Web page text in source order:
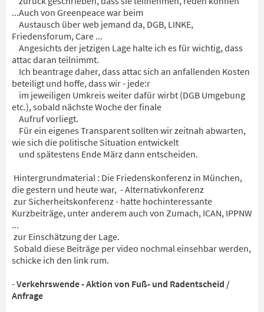
...Auch von Greenpeace war beim
Austausch über web jemand da, DGB, LINKE,
Friedensforum, Care ...
Angesichts der jetzigen Lage halte ich es für wichtig, dass
attac daran teilnimmt.
Ich beantrage daher, dass attac sich an anfallenden Kosten
beteiligt und hoffe, dass wir - jede:r
im jeweiligen Umkreis weiter dafür wirbt (DGB Umgebung
etc.), sobald nächste Woche der finale
Aufruf vorliegt.
Für ein eigenes Transparent sollten wir zeitnah abwarten,
wie sich die politische Situation entwickelt
und spätestens Ende März dann entscheiden.
Hintergrundmaterial : Die Friedenskonferenz in München,
die gestern und heute war, - Alternativkonferenz
zur Sicherheitskonferenz - hatte hochinteressante
Kurzbeiträge, unter anderem auch von Zumach, ICAN, IPPNW
...
zur Einschätzung der Lage.
Sobald diese Beiträge per video nochmal einsehbar werden,
schicke ich den link rum.
-Verkehrswende - Aktion von Fuß- und Radentscheid /
Anfrage